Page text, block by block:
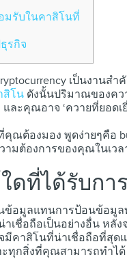
มรับในคาสิโนที่
รกิจ
เป็นงาน
สิโนดังนั้นปริมาณของคว
และคุณอาจ ‘ควายที่ย
ต้องมอง พูดง่ายๆคือ
มต้องการของคุณในเว
ดที่ได้รับกา
อมูลแทนการป้อนข้อมูล
เชื่อถือเป็นอย่างอื่น หลั
าสิโนที่น่าเชื่อถือที่สุด
ะทุกสิ่งที่คุณสามารถทำได้